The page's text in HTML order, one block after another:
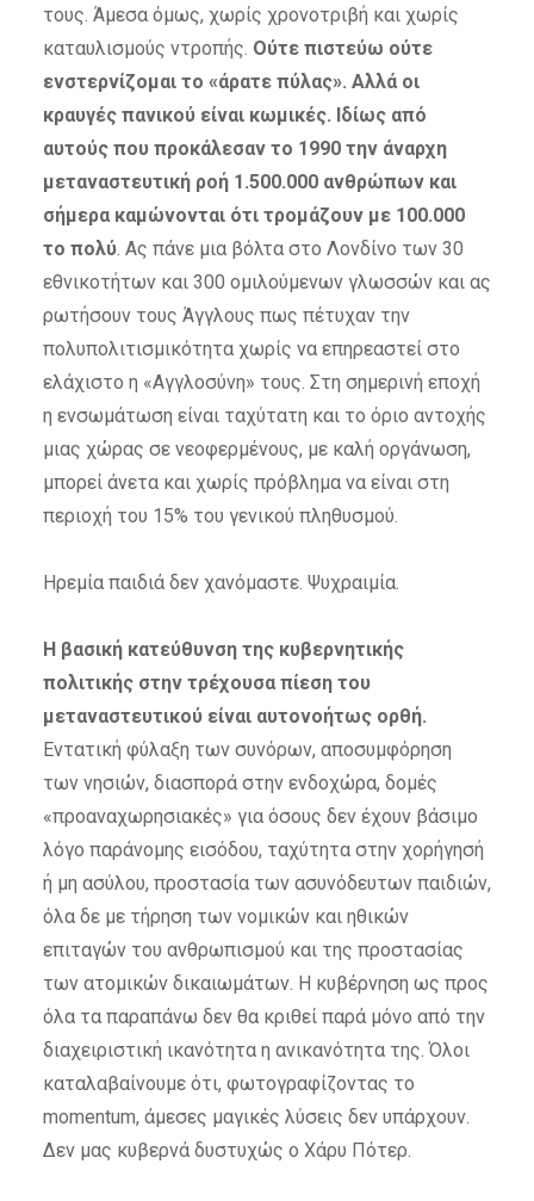
τους. Άμεσα όμως, χωρίς χρονοτριβή και χωρίς
καταυλισμούς ντροπής. Ούτε πιστεύω ούτε
ενστερνίζομαι το «άρατε πύλας». Αλλά οι
κραυγές πανικού είναι κωμικές. Ιδίως από
αυτούς που προκάλεσαν το 1990 την άναρχη
μεταναστευτική ροή 1.500.000 ανθρώπων και
σήμερα καμώνονται ότι τρομάζουν με 100.000
το πολύ. Ας πάνε μια βόλτα στο Λονδίνο των 30
εθνικοτήτων και 300 ομιλούμενων γλωσσών και ας
ρωτήσουν τους Άγγλους πως πέτυχαν την
πολυπολιτισμικότητα χωρίς να επηρεαστεί στο
ελάχιστο η «Αγγλοσύνη» τους. Στη σημερινή εποχή
η ενσωμάτωση είναι ταχύτατη και το όριο αντοχής
μιας χώρας σε νεοφερμένους, με καλή οργάνωση,
μπορεί άνετα και χωρίς πρόβλημα να είναι στη
περιοχή του 15% του γενικού πληθυσμού.
Ηρεμία παιδιά δεν χανόμαστε. Ψυχραιμία.
Η βασική κατεύθυνση της κυβερνητικής
πολιτικής στην τρέχουσα πίεση του
μεταναστευτικού είναι αυτονοήτως ορθή.
Εντατική φύλαξη των συνόρων, αποσυμφόρηση
των νησιών, διασπορά στην ενδοχώρα, δομές
«προαναχωρησιακές» για όσους δεν έχουν βάσιμο
λόγο παράνομης εισόδου, ταχύτητα στην χορήγησή
ή μη ασύλου, προστασία των ασυνόδευτων παιδιών,
όλα δε με τήρηση των νομικών και ηθικών
επιταγών του ανθρωπισμού και της προστασίας
των ατομικών δικαιωμάτων. Η κυβέρνηση ως προς
όλα τα παραπάνω δεν θα κριθεί παρά μόνο από την
διαχειριστική ικανότητα η ανικανότητα της. Όλοι
καταλαβαίνουμε ότι, φωτογραφίζοντας το
momentum, άμεσες μαγικές λύσεις δεν υπάρχουν.
Δεν μας κυβερνά δυστυχώς ο Χάρυ Πότερ.